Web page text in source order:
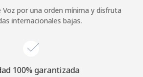
por una orden mínima y disfruta
internacionales bajas.
100% garantizada